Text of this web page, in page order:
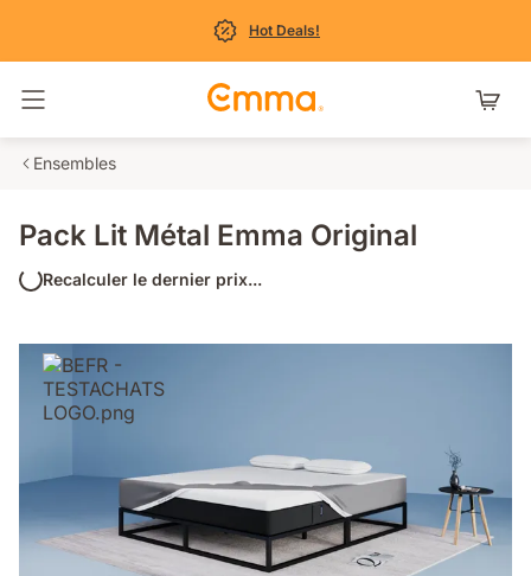
Hot Deals!
Basculer la navigation
Ensembles
Pack Lit Métal Emma Original
Recalculer le dernier prix...